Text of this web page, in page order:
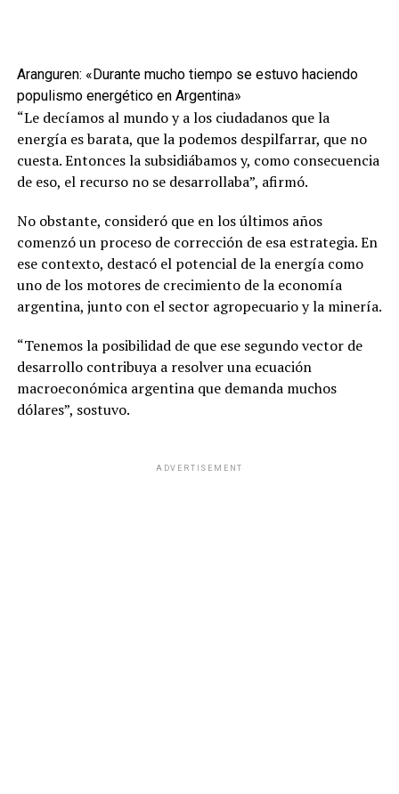
Aranguren: «Durante mucho tiempo se estuvo haciendo
populismo energético en Argentina»
“Le decíamos al mundo y a los ciudadanos que la
energía es barata, que la podemos despilfarrar, que no
cuesta. Entonces la subsidiábamos y, como consecuencia
de eso, el recurso no se desarrollaba”, afirmó.
No obstante, consideró que en los últimos años
comenzó un proceso de corrección de esa estrategia. En
ese contexto, destacó el potencial de la energía como
uno de los motores de crecimiento de la economía
argentina, junto con el sector agropecuario y la minería.
“Tenemos la posibilidad de que ese segundo vector de
desarrollo contribuya a resolver una ecuación
macroeconómica argentina que demanda muchos
dólares”, sostuvo.
ADVERTISEMENT